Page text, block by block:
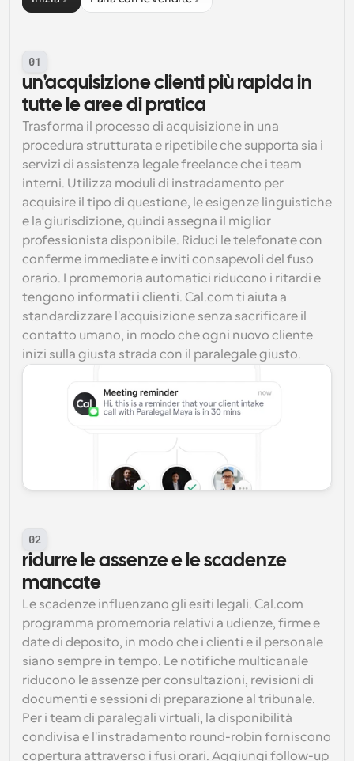
01
un'acquisizione clienti più rapida in
tutte le aree di pratica
Trasforma il processo di acquisizione in una
procedura strutturata e ripetibile che supporta sia i
servizi di assistenza legale freelance che i team
interni. Utilizza moduli di instradamento per
acquisire il tipo di questione, le esigenze linguistiche
e la giurisdizione, quindi assegna il miglior
professionista disponibile. Riduci le telefonate con
conferme immediate e inviti consapevoli del fuso
orario. I promemoria automatici riducono i ritardi e
tengono informati i clienti. Cal.com ti aiuta a
standardizzare l'acquisizione senza sacrificare il
contatto umano, in modo che ogni nuovo cliente
inizi sulla giusta strada con il paralegale giusto.
02
ridurre le assenze e le scadenze
mancate
Le scadenze influenzano gli esiti legali. Cal.com
programma promemoria relativi a udienze, firme e
date di deposito, in modo che i clienti e il personale
siano sempre in tempo. Le notifiche multicanale
riducono le assenze per consultazioni, revisioni di
documenti e sessioni di preparazione al tribunale.
Per i team di paralegali virtuali, la disponibilità
condivisa e l'instradamento round-robin forniscono
copertura attraverso i fusi orari. Aggiungi follow-up